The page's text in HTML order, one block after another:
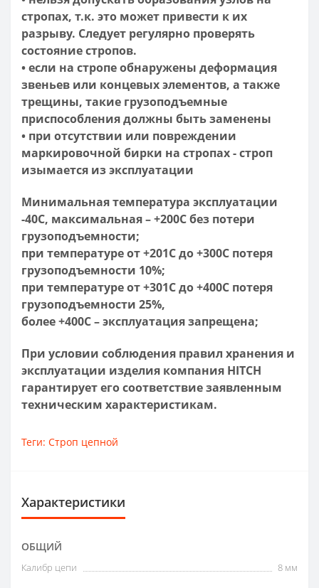
стропах, т.к. это может привести к их
разрыву. Следует регулярно проверять
состояние стропов.
• если на стропе обнаружены деформация
звеньев или концевых элементов, а также
трещины, такие грузоподъемные
приспособления должны быть заменены
• при отсутствии или повреждении
маркировочной бирки на стропах - строп
изымается из эксплуатации
Минимальная температура эксплуатации
-40С, максимальная – +200С без потери
грузоподъемности;
при температуре от +201С до +300С потеря
грузоподъемности 10%;
при температуре от +301С до +400С потеря
грузоподъемности 25%,
более +400С – эксплуатация запрещена;
При условии соблюдения правил хранения и
эксплуатации изделия компания HITCH
гарантирует его соответствие заявленным
техническим характеристикам.
Теги: Строп цепной
Характеристики
ОБЩИЙ
Калибр цепи 8 мм